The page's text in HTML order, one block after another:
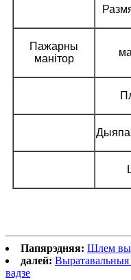
Пажарны
манітор
Папярэдняя: Шлем
далей: Выратавальныя
вадзе